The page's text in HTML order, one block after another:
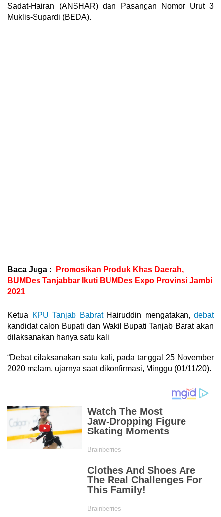
Sadat-Hairan (ANSHAR) dan Pasangan Nomor Urut 3
Muklis-Supardi (BEDA).
Baca Juga :
Promosikan Produk Khas Daerah,
BUMDes Tanjabbar Ikuti BUMDes Expo Provinsi Jambi
2021
Ketua KPU Tanjab BabratHairuddin mengatakan, debat
kandidat calon Bupati dan Wakil Bupati Tanjab Barat akan
dilaksanakan hanya satu kali.
“Debat dilaksanakan satu kali, pada tanggal 25 November
2020 malam, ujarnya saat dikonfirmasi, Minggu (01/11/20).